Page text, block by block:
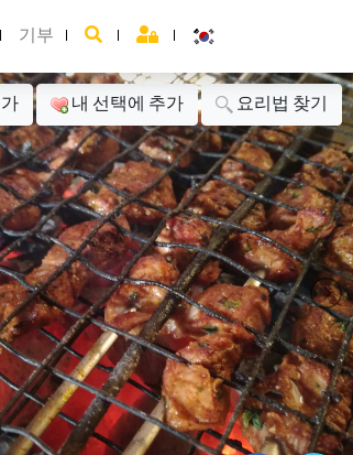
기부
내 선택에 추가 요리법 찾기